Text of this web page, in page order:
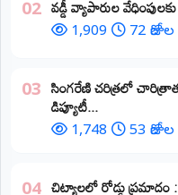
02 వడ్డీ వ్యాపారుల
1,909 72
03 ​సింగరేణి చరిత్రలో
డిప్యూటీ...
1,748 53 రోజుల
04 చిట్యాలలో రోడ్డు